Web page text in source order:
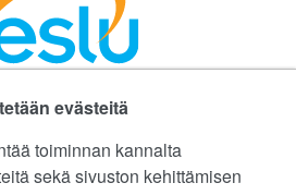
evästeitä
toiminnan kannalta
sekä sivuston kehittämisen
Instagramissa
Liikunta ja Urheilu ry